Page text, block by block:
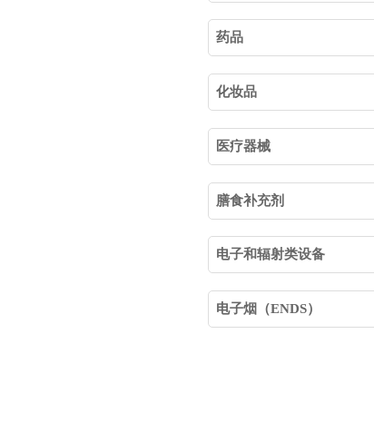
药品
化妆品
医疗器械
膳食补充剂
电子和辐射类设备
电子烟（ENDS）